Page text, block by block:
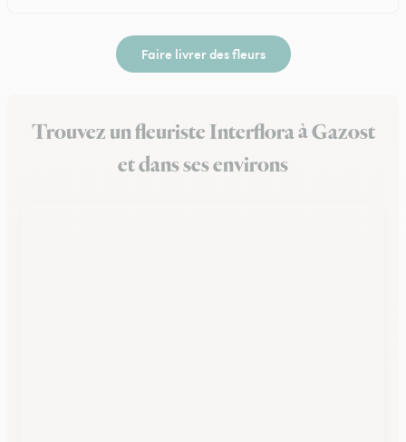
Faire livrer des fleurs
Trouvez un fleuriste Interflora à Gazost
et dans ses environs